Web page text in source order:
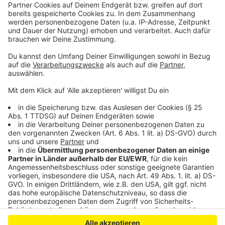
Anzeige
Anzeige
Anzeige